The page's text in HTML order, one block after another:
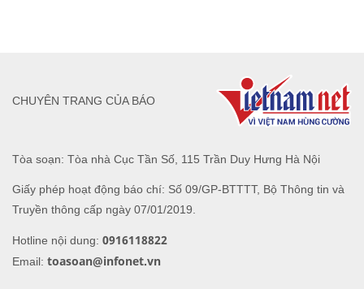
Tòa soạn: Tòa nhà Cục Tần Số, 115 Trần Duy Hưng Hà Nội
Giấy phép hoạt động báo chí: Số 09/GP-BTTTT, Bộ Thông tin và
Truyền thông cấp ngày 07/01/2019.
Hotline nội dung: 0916118822
Email: toasoan@infonet.vn
CHUYÊN TRANG CỦA BÁO